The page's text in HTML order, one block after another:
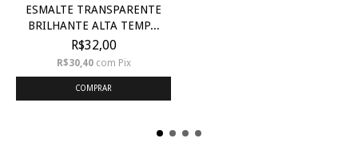
ESMALTE TRANSPARENTE
BRILHANTE ALTA TEMP...
R$32,00
R$30,40 com Pix
COMPRAR